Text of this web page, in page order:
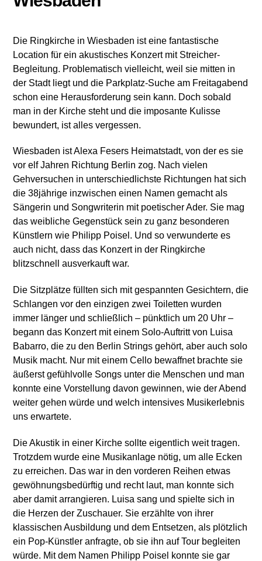
Die Ringkirche in Wiesbaden ist eine fantastische
Location für ein akustisches Konzert mit Streicher-
Begleitung. Problematisch vielleicht, weil sie mitten in
der Stadt liegt und die Parkplatz-Suche am Freitagabend
schon eine Herausforderung sein kann. Doch sobald
man in der Kirche steht und die imposante Kulisse
bewundert, ist alles vergessen.
Wiesbaden ist Alexa Fesers Heimatstadt, von der es sie
vor elf Jahren Richtung Berlin zog. Nach vielen
Gehversuchen in unterschiedlichste Richtungen hat sich
die 38jährige inzwischen einen Namen gemacht als
Sängerin und Songwriterin mit poetischer Ader. Sie mag
das weibliche Gegenstück sein zu ganz besonderen
Künstlern wie Philipp Poisel. Und so verwunderte es
auch nicht, dass das Konzert in der Ringkirche
blitzschnell ausverkauft war.
Die Sitzplätze füllten sich mit gespannten Gesichtern, die
Schlangen vor den einzigen zwei Toiletten wurden
immer länger und schließlich – pünktlich um 20 Uhr –
begann das Konzert mit einem Solo-Auftritt von Luisa
Babarro, die zu den Berlin Strings gehört, aber auch solo
Musik macht. Nur mit einem Cello bewaffnet brachte sie
äußerst gefühlvolle Songs unter die Menschen und man
konnte eine Vorstellung davon gewinnen, wie der Abend
weiter gehen würde und welch intensives Musikerlebnis
uns erwartete.
Die Akustik in einer Kirche sollte eigentlich weit tragen.
Trotzdem wurde eine Musikanlage nötig, um alle Ecken
zu erreichen. Das war in den vorderen Reihen etwas
gewöhnungsbedürftig und recht laut, man konnte sich
aber damit arrangieren. Luisa sang und spielte sich in
die Herzen der Zuschauer. Sie erzählte von ihrer
klassischen Ausbildung und dem Entsetzen, als plötzlich
ein Pop-Künstler anfragte, ob sie ihn auf Tour begleiten
würde. Mit dem Namen Philipp Poisel konnte sie gar